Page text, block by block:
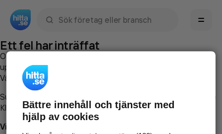
Ett fel har inträffat
Om du vill kan du
uppstod så att vi lättare och snabbare kan avhjälpa det.
Vänligen försök med följande:
Surfa till
Klicka påTillbaka-knappen i webbläsaren och försök igen
Vi beklagar besväret!
Bättre innehåll och tjänster med
hjälp av cookies